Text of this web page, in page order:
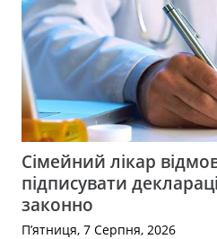
Сімейний лікар
підписувати
законно
П’ятниця, 7 Серпня, 2026